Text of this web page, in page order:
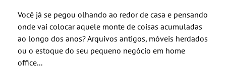
Você já se pegou olhando ao redor de casa e pensando
onde vai colocar aquele monte de coisas acumuladas
ao longo dos anos? Arquivos antigos, móveis herdados
ou o estoque do seu pequeno negócio em home
office...